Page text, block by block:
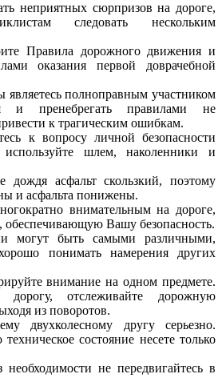
неприятных сюрпризов на дороге,
следовать нескольким
Правила дорожного движения и
оказания первой доврачебной
являетесь полноправным участником
и пренебрегать правилами не
к трагическим ошибкам.
к вопросу личной безопасности
используйте шлем, наколенники и
асфальт скользкий, поэтому
и асфальта понижены.
внимательным на дороге,
обеспечивающую Вашу безопасность.
могут быть самыми различными,
понимать намерения других
внимание на одном предмете.
дорогу, отслеживайте дорожную
из поворотов.
двухколесному другу серьезно.
техническое состояние несете только
не передвигайтесь в